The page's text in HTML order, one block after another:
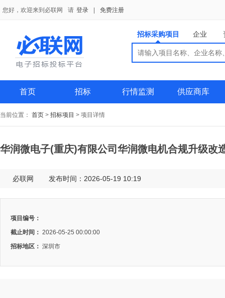
您好，欢迎来到必联网 请 登录 免费注册
招标采购项目 企业
首页 招标 行情监测 供应商库
当前位置： 首页 > 招标项目 > 项目详情
华润微电子(重庆)有限公司华润微电机合规升级改
必联网 发布时间：2026-05-19 10:19
项目编号：
截止时间： 2026-05-25 00:00:00
招标地区： 深圳市